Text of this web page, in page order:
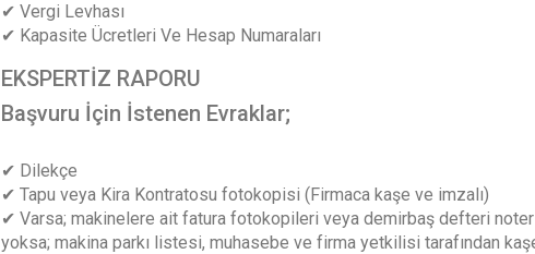
✔ Vergi Levhası
✔ Kapasite Ücretleri Ve Hesap Numaraları
EKSPERTİZ RAPORU
Başvuru İçin İstenen Evraklar;
✔ Dilekçe
✔ Tapu veya Kira Kontratosu fotokopisi (Firmaca kaşe ve imzalı)
✔ Varsa; makinelere ait fatura fotokopileri veya demirbaş defteri
yoksa; makina parkı listesi, muhasebe ve firma yetkilisi tarafından